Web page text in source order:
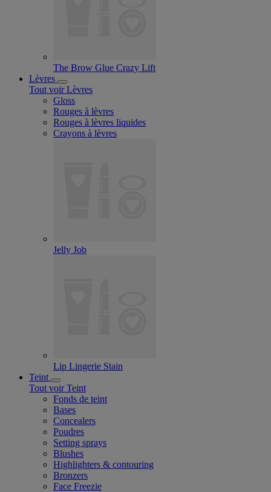
The Brow Glue Crazy Lift
Lèvres
Tout voir Lèvres
Gloss
Rouges à lèvres
Rouges à lèvres liquides
Crayons à lèvres
Jelly Job
Lip Lingerie Stain
Teint
Tout voir Teint
Fonds de teint
Bases
Concealers
Poudres
Setting sprays
Blushes
Highlighters & contouring
Bronzers
Face Freezie